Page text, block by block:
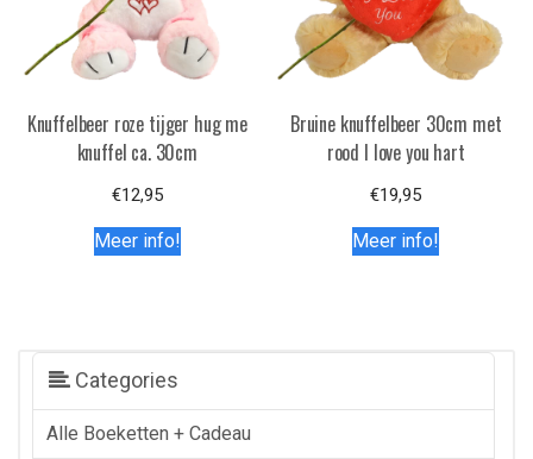
Knuffelbeer roze tijger hug me
knuffel ca. 30cm
€12,95
Meer info!
Bruine knuffelbeer 30cm met
rood I love you hart
€19,95
Meer info!
Categories
Alle Boeketten + Cadeau